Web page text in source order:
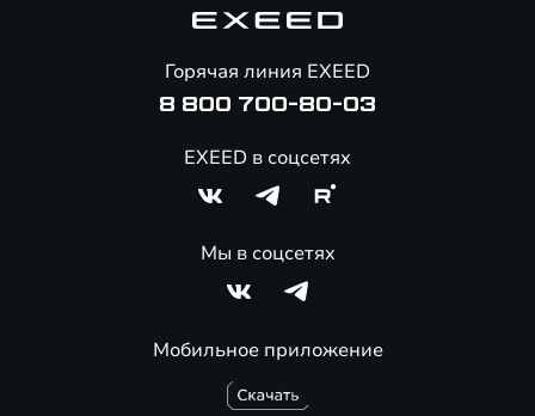
Помощь на дорогах
Мобильное приложение
Горячая линия EXEED
8 800 700-80-03
EXEED в соцсетях
Мы в соцсетях